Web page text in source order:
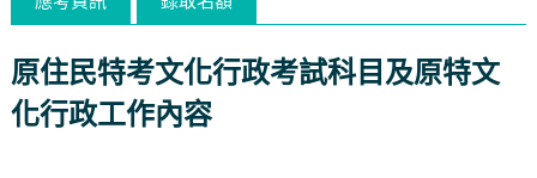
原住民特考文化行政考試科目及原特文
化行政工作內容